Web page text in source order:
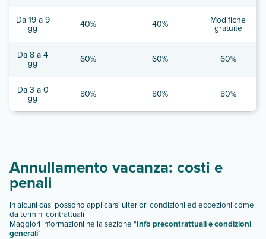
Da 19 a 9
gg 40% 40% Modifiche
gratuite
Da 8 a 4
gg 60% 60% 60%
Da 3 a 0
gg 80% 80% 80%
Annullamento vacanza: costi e
penali
In alcuni casi possono applicarsi ulteriori condizioni ed eccezioni come
da termini contrattuali
Maggiori informazioni nella sezione "Info precontrattuali e condizioni
generali"